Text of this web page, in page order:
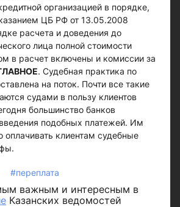
организацией в порядке,
ЦБ РФ от 13.05.2008
расчета и доведения до
лица полной стоимости
в расчет включены и комиссии за
. Судебная практика по
на поток. Почти все такие
судами в пользу клиентов
большинство банков
подобных платежей. Им
оплачивать клиентам судебные
#переплата
важным и интересным в
Казанских ведомостей